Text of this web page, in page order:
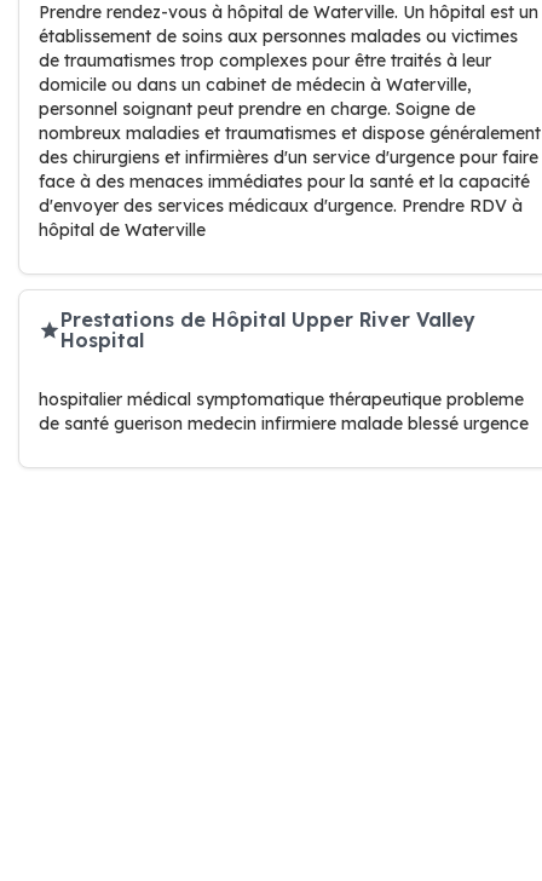
Prendre rendez-vous à hôpital de Waterville. Un hôpital est un
établissement de soins aux personnes malades ou victimes
de traumatismes trop complexes pour être traités à leur
domicile ou dans un cabinet de médecin à Waterville,
personnel soignant peut prendre en charge. Soigne de
nombreux maladies et traumatismes et dispose généralement
des chirurgiens et infirmières d'un service d'urgence pour faire
face à des menaces immédiates pour la santé et la capacité
d'envoyer des services médicaux d'urgence. Prendre RDV à
hôpital de Waterville
Prestations de Hôpital Upper River Valley
Hospital
hospitalier médical symptomatique thérapeutique probleme
de santé guerison medecin infirmiere malade blessé urgence